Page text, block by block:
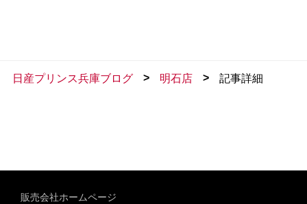
日産プリンス兵庫ブログ > 明石店 > 記事詳細
販売会社ホームページ